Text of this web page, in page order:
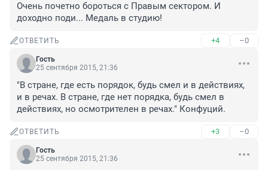
Очень почетно бороться с Правым сектором. И
доходно поди... Медаль в студию!
ОТВЕТИТЬ +4 –0
Гость
25 сентября 2015, 21:36
"В стране, где есть порядок, будь смел и в действиях,
и в речах. В стране, где нет порядка, будь смел в
действиях, но осмотрителен в речах." Конфуций.
ОТВЕТИТЬ +3 –0
Гость
25 сентября 2015, 21:36